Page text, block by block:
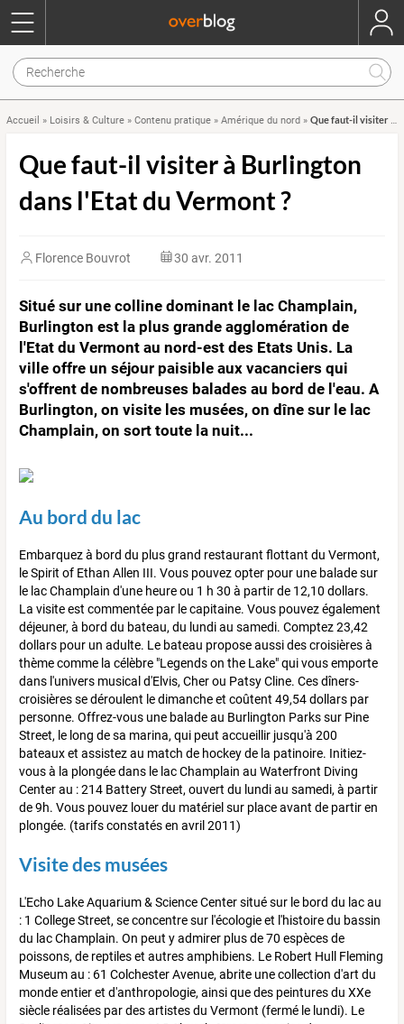
Accueil » Loisirs & Culture » Contenu pratique » Amérique du nord » Que faut-il visiter à Burlington dans l'Etat du Vermont ?
Que faut-il visiter à Burlington
dans l'Etat du Vermont ?
Florence Bouvrot 30 avr. 2011
Situé sur une colline dominant le lac Champlain,
Burlington est la plus grande agglomération de
l'Etat du Vermont au nord-est des Etats Unis. La
ville offre un séjour paisible aux vacanciers qui
s'offrent de nombreuses balades au bord de l'eau. A
Burlington, on visite les musées, on dîne sur le lac
Champlain, on sort toute la nuit...
Au bord du lac
Embarquez à bord du plus grand restaurant flottant du Vermont,
le Spirit of Ethan Allen III. Vous pouvez opter pour une balade sur
le lac Champlain d'une heure ou 1 h 30 à partir de 12,10 dollars.
La visite est commentée par le capitaine. Vous pouvez également
déjeuner, à bord du bateau, du lundi au samedi. Comptez 23,42
dollars pour un adulte. Le bateau propose aussi des croisières à
thème comme la célèbre "Legends on the Lake" qui vous emporte
dans l'univers musical d'Elvis, Cher ou Patsy Cline. Ces dîners-
croisières se déroulent le dimanche et coûtent 49,54 dollars par
personne. Offrez-vous une balade au Burlington Parks sur Pine
Street, le long de sa marina, qui peut accueillir jusqu'à 200
bateaux et assistez au match de hockey de la patinoire. Initiez-
vous à la plongée dans le lac Champlain au Waterfront Diving
Center au : 214 Battery Street, ouvert du lundi au samedi, à partir
de 9h. Vous pouvez louer du matériel sur place avant de partir en
plongée. (tarifs constatés en avril 2011)
Visite des musées
L'Echo Lake Aquarium & Science Center situé sur le bord du lac au
: 1 College Street, se concentre sur l'écologie et l'histoire du bassin
du lac Champlain. On peut y admirer plus de 70 espèces de
poissons, de reptiles et autres amphibiens. Le Robert Hull Fleming
Museum au : 61 Colchester Avenue, abrite une collection d'art du
monde entier et d'anthropologie, ainsi que des peintures du XXe
siècle réalisées par des artistes du Vermont (fermé le lundi). Le